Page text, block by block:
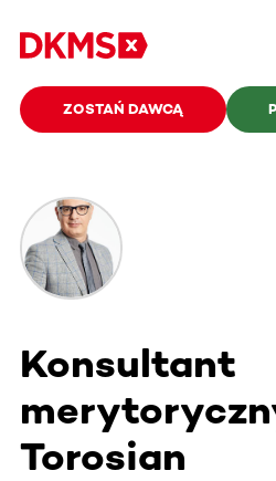
ZOSTAŃ DAWCĄ
Konsultant
Torosian